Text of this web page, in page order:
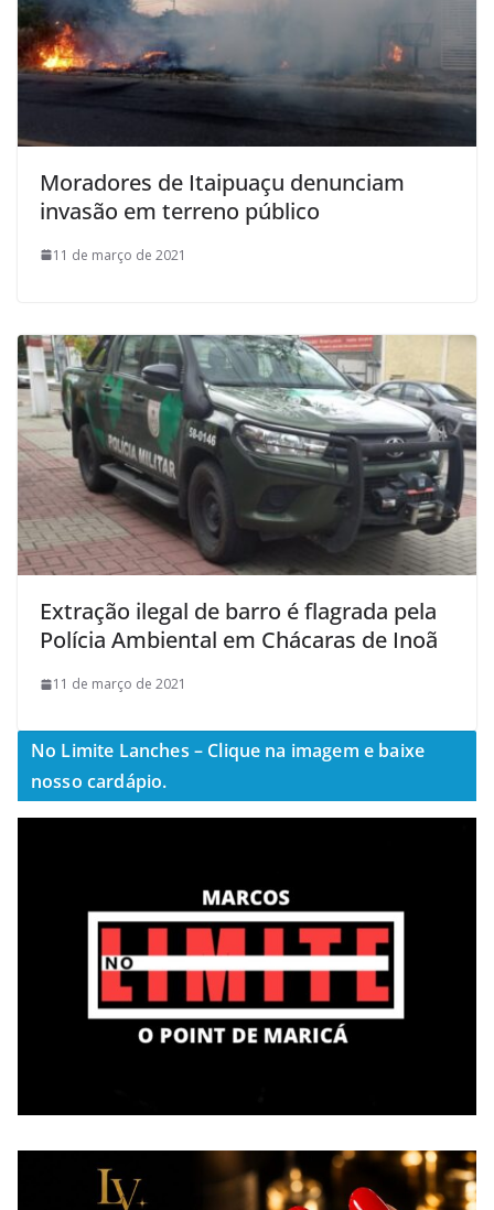
Moradores de Itaipuaçu denunciam
invasão em terreno público
11 de março de 2021
Extração ilegal de barro é flagrada pela
Polícia Ambiental em Chácaras de Inoã
11 de março de 2021
No Limite Lanches – Clique na imagem e baixe
nosso cardápio.